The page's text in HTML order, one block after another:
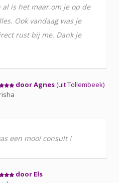
al is het maar om je op de
Ook vandaag was je
rust bij me. Dank je
door Agnes(uit Tollembeek)
een mooi consult !
door Els